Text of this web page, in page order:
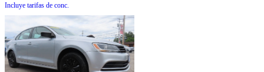
Incluye tarifas de conc.